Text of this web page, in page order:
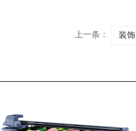
上一条： 装饰